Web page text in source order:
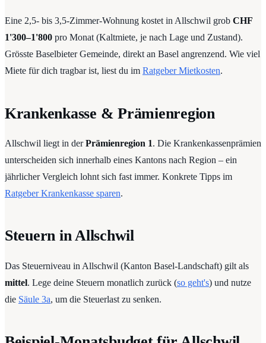
Eine 2,5- bis 3,5-Zimmer-Wohnung kostet in Allschwil grob CHF
1'300–1'800 pro Monat (Kaltmiete, je nach Lage und Zustand).
Grösste Baselbieter Gemeinde, direkt an Basel angrenzend. Wie viel
Miete für dich tragbar ist, liest du im Ratgeber Mietkosten.
Krankenkasse & Prämienregion
Allschwil liegt in derPrämienregion 1. Die Krankenkassenprämien
unterscheiden sich innerhalb eines Kantons nach Region – ein
jährlicher Vergleich lohnt sich fast immer. Konkrete Tipps im
Ratgeber Krankenkasse sparen.
Steuern in Allschwil
Das Steuerniveau in Allschwil (Kanton Basel-Landschaft) gilt als
mittel. Lege deine Steuern monatlich zurück (so geht's) und nutze
die Säule 3a, um die Steuerlast zu senken.